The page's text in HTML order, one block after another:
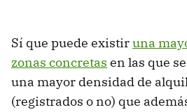
Sí que puede existiruna
zonas concretas en las que
una mayor densidad de
(registrados o no) que